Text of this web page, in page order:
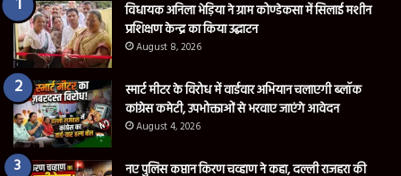
विधायक अनिला भेड़िया ने ग्राम कोण्डेकसा में सिलाई मशीन
प्रशिक्षण केन्द्र का किया उद्घाटन
August 8, 2026
स्मार्ट मीटर के विरोध में वार्डवार अभियान चलाएगी ब्लॉक
कांग्रेस कमेटी, उपभोक्ताओं से भरवाए जाएंगे आवेदन
August 4, 2026
नए पुलिस कप्तान किरण चव्हाण ने कहा, दल्ली राजहरा की